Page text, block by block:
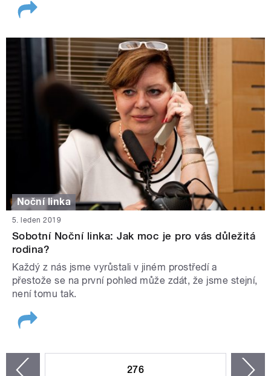
Noční linka
5. leden 2019
Sobotní Noční linka: Jak moc je pro vás důležitá
rodina?
Každý z nás jsme vyrůstali v jiném prostředí a
přestože se na první pohled může zdát, že jsme stejní,
není tomu tak.
276